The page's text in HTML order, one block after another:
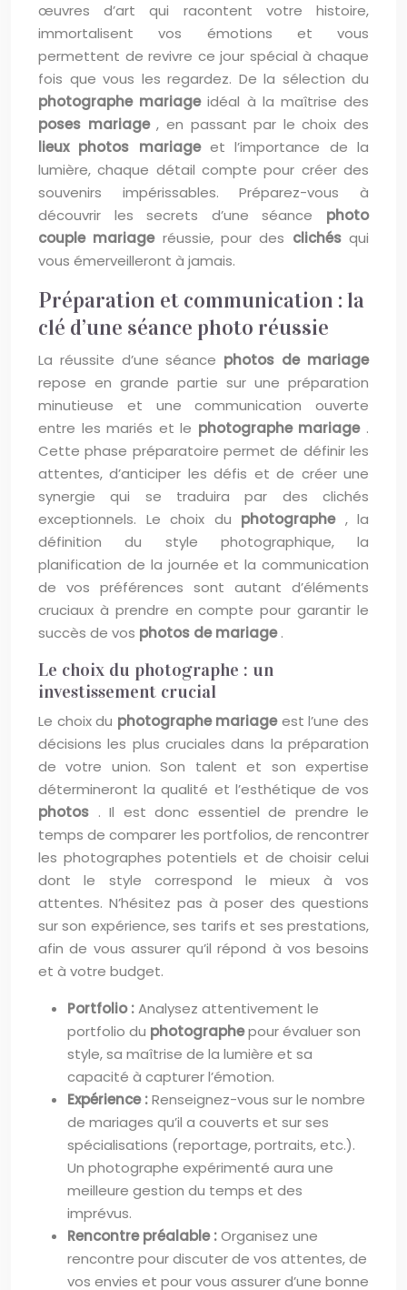
œuvres d’art qui racontent votre histoire,
immortalisent vos émotions et vous
permettent de revivre ce jour spécial à chaque
fois que vous les regardez. De la sélection du
photographe mariageidéal à la maîtrise des
poses mariage, en passant par le choix des
lieux photos mariage et l’importance de la
lumière, chaque détail compte pour créer des
souvenirs impérissables. Préparez-vous à
découvrir les secrets d’une séance photo
couple mariage réussie, pour des clichésqui
vous émerveilleront à jamais.
Préparation et communication : la
clé d’une séance photo réussie
La réussite d’une séance photos de mariage
repose en grande partie sur une préparation
minutieuse et une communication ouverte
entre les mariés et le photographe mariage .
Cette phase préparatoire permet de définir les
attentes, d’anticiper les défis et de créer une
synergie qui se traduira par des clichés
exceptionnels. Le choix du photographe , la
définition du style photographique, la
planification de la journée et la communication
de vos préférences sont autant d’éléments
cruciaux à prendre en compte pour garantir le
succès de vos photos de mariage.
Le choix du photographe : un
investissement crucial
Le choix du photographe mariageest l’une des
décisions les plus cruciales dans la préparation
de votre union. Son talent et son expertise
détermineront la qualité et l’esthétique de vos
photos . Il est donc essentiel de prendre le
temps de comparer les portfolios, de rencontrer
les photographes potentiels et de choisir celui
dont le style correspond le mieux à vos
attentes. N’hésitez pas à poser des questions
sur son expérience, ses tarifs et ses prestations,
afin de vous assurer qu’il répond à vos besoins
et à votre budget.
Portfolio :Analysez attentivement le
portfolio du photographepour évaluer son
style, sa maîtrise de la lumière et sa
capacité à capturer l’émotion.
Expérience :Renseignez-vous sur le nombre
de mariages qu’il a couverts et sur ses
spécialisations (reportage, portraits, etc.).
Un photographe expérimenté aura une
meilleure gestion du temps et des
imprévus.
Rencontre préalable :Organisez une
rencontre pour discuter de vos attentes, de
vos envies et pour vous assurer d’une bonne